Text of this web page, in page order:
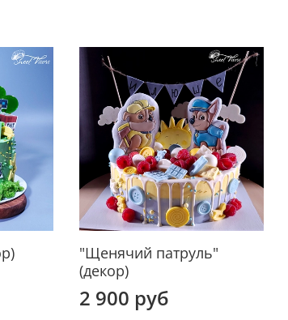
"Щенячий патруль"
(декор)
2 900 руб